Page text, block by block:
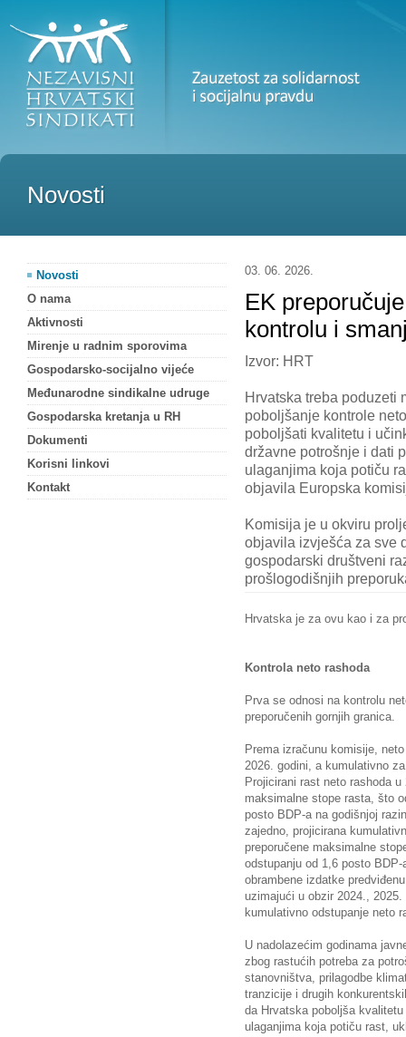
Novosti
03. 06. 2026.
EK
kontrolu i
Izvor: HRT
Hrvatska treba poduzeti
poboljšanje kontrole
poboljšati kvalitetu i
državne potrošnje i dati
ulaganjima koja potiču
objavila Europska
Komisija je u okviru
objavila izvješća za sve
gospodarski društveni
prošlogodišnjih
Hrvatska je za ovu kao i za
Kontrola neto rashoda
Prva se odnosi na kontrolu
preporučenih gornjih granica.
Prema izračunu komisije,
2026. godini, a kumulativno
Projicirani rast neto rashoda
maksimalne stope rasta, što
posto BDP-a na godišnjoj
zajedno, projicirana
preporučene maksimalne
odstupanju od 1,6 posto
obrambene izdatke
uzimajući u obzir 2024.,
kumulativno odstupanje neto
U nadolazećim godinama
zbog rastućih potreba za
stanovništva, prilagodbe
tranzicije i drugih
da Hrvatska poboljša
ulaganjima koja potiču rast,
Novosti
O nama
Aktivnosti
Mirenje u radnim sporovima
Gospodarsko-socijalno vijeće
Međunarodne sindikalne udruge
Gospodarska kretanja u RH
Dokumenti
Korisni linkovi
Kontakt